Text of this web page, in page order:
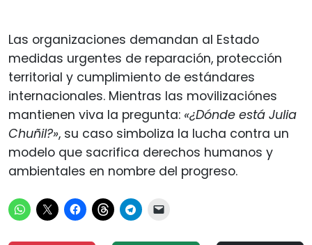
Las organizaciones demandan al Estado
medidas urgentes de reparación, protección
territorial y cumplimiento de estándares
internacionales. Mientras las movilizaciónes
mantienen viva la pregunta: «¿Dónde está Julia
Chuñil?», su caso simboliza la lucha contra un
modelo que sacrifica derechos humanos y
ambientales en nombre del progreso.